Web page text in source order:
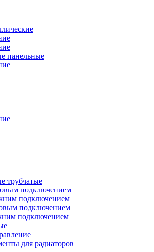
панельные
трубчатые
подключением
подключением
подключением
подключением
для радиаторов